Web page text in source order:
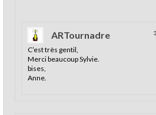
ARTournadre
C’est très gentil,
Merci beaucoup Sylvie.
bises,
Anne.